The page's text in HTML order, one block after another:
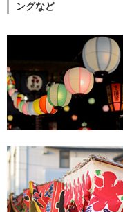
ングなど